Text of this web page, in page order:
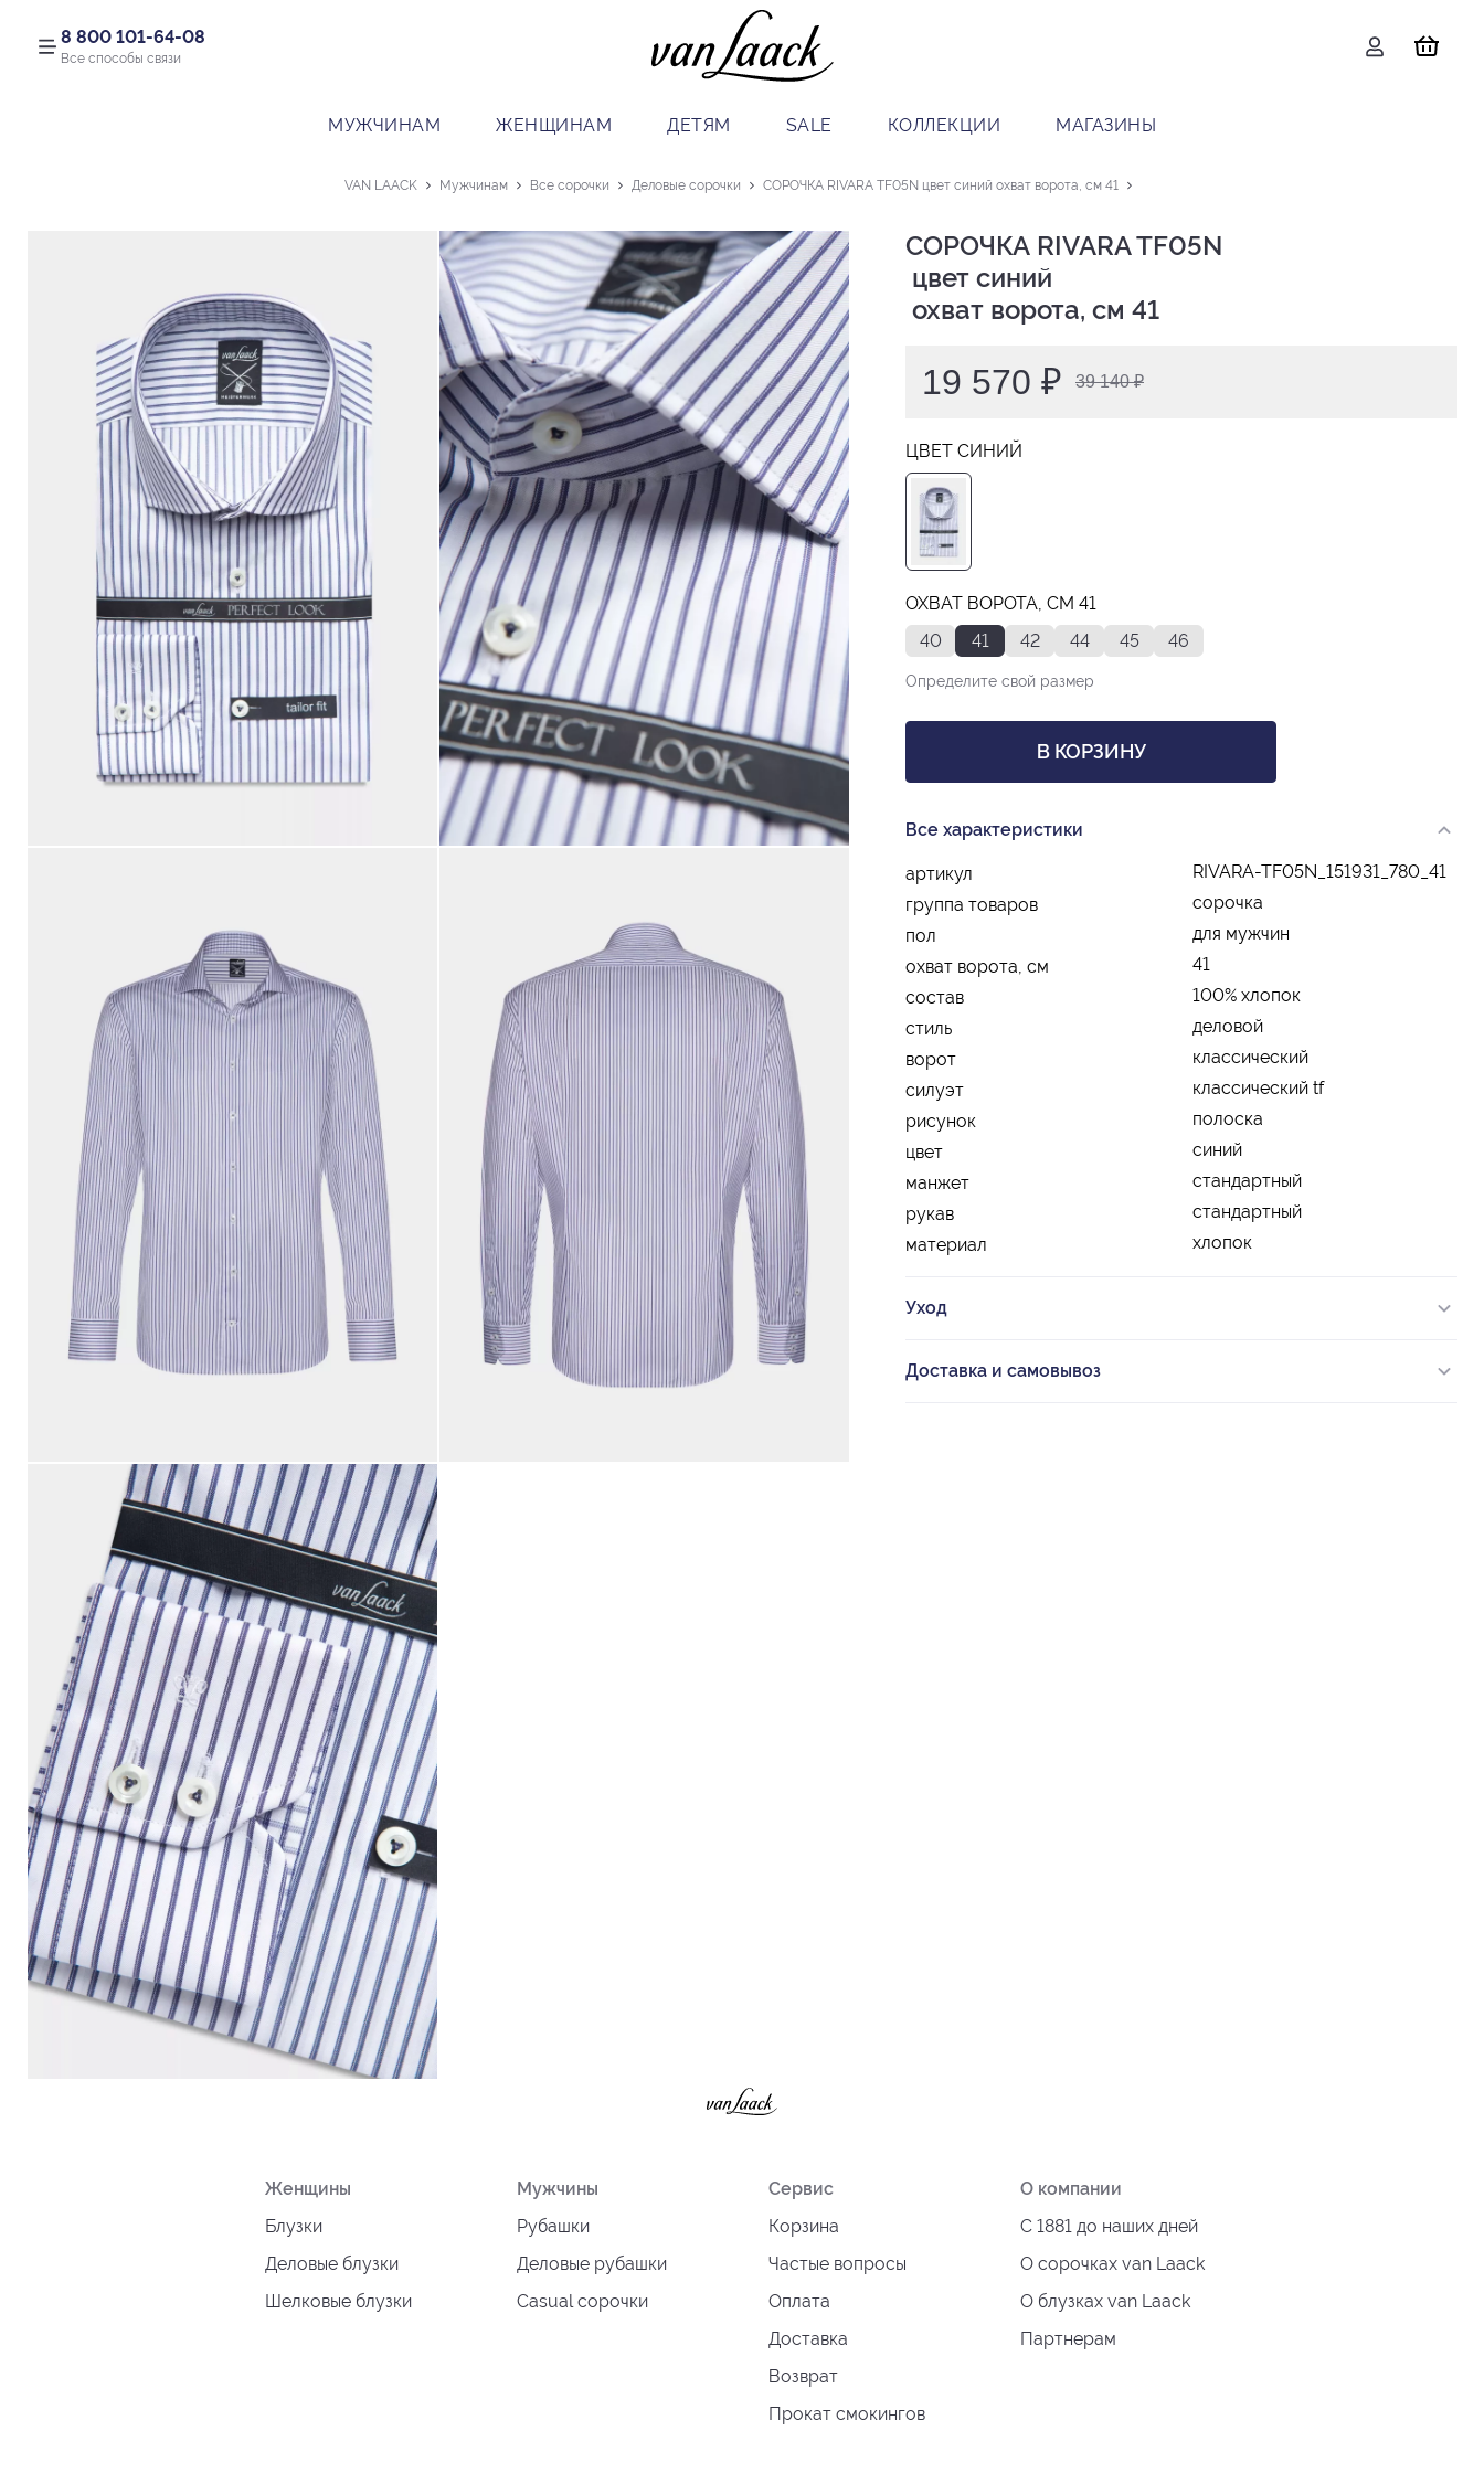
8 800 101-64-08
Все способы связи
МУЖЧИНАМ ЖЕНЩИНАМ ДЕТЯМ SALE КОЛЛЕКЦИИ МАГАЗИНЫ
VAN LAACK Мужчинам Все сорочки Деловые сорочки СОРОЧКА RIVARA TF05N цвет синий охват ворота, см 41
СОРОЧКА RIVARA TF05N
охват ворота, см 41
19 570 ₽ 39 140 ₽
ЦВЕТ СИНИЙ
ОХВАТ ВОРОТА, СМ 41
40
41 42 44 45 46
Определите свой размер
В КОРЗИНУ
Все характеристики
артикул
RIVARA-TF05N_151931_780_41
группа товаров
сорочка
пол
для мужчин
охват ворота, см
41
состав
100% хлопок
стиль
деловой
ворот
классический
силуэт
классический tf
рисунок
полоска
цвет
синий
манжет
стандартный
рукав
стандартный
материал
хлопок
Уход
Доставка и самовывоз
Женщины
Блузки
Деловые блузки
Шелковые блузки
Мужчины
Рубашки
Деловые рубашки
Casual сорочки
Сервис
Корзина
Частые вопросы
Оплата
Доставка
Возврат
Прокат смокингов
О компании
С 1881 до наших дней
О сорочках van Laack
О блузках van Laack
Партнерам